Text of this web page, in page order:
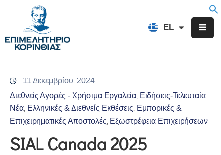
EL
FR
Επιμελητήριο
Υπηρεσίες
Προγράμματα
&
11 Δεκεμβρίου, 2024
Διεθνείς Αγορές - Χρήσιμα Εργαλεία Ειδήσεις-Τελευταία
Νέα Ελληνικές & Διεθνείς Εκθέσεις Εμπορικές &
Επιχειρηματικές Αποστολές Εξωστρέφεια Επιχειρήσεων
SIAL Canada 2025